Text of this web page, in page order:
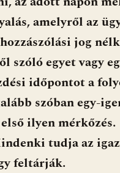
amelyről az
jog
szóló egyet vagy
időpontot a
szóban egy-
ilyen
tudja az
feltárják.